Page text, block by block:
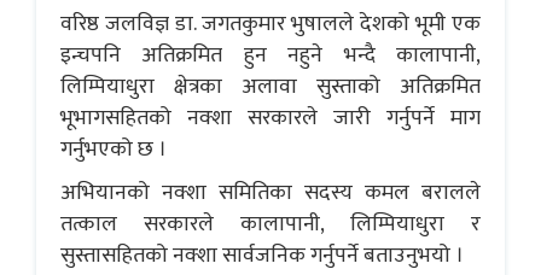
वरिष्ठ जलविज्ञ डा. जगतकुमार भुषालले देशको भूमी एक
इन्चपनि अतिक्रमित हुन नहुने भन्दै कालापानी,
लिम्पियाधुरा क्षेत्रका अलावा सुस्ताको अतिक्रमित
भूभागसहितको नक्शा सरकारले जारी गर्नुपर्ने माग
गर्नुभएको छ ।
अभियानको नक्शा समितिका सदस्य कमल बरालले
तत्काल सरकारले कालापानी, लिम्पियाधुरा र
सुस्तासहितको नक्शा सार्वजनिक गर्नुपर्ने बताउनुभयो ।